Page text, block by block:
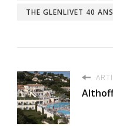
THE GLENLIVET 40 ANS